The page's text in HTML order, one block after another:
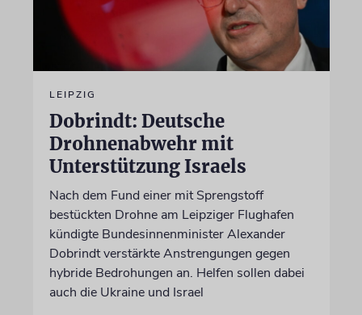
LEIPZIG
Dobrindt: Deutsche
Drohnenabwehr mit
Unterstützung Israels
Nach dem Fund einer mit Sprengstoff
bestückten Drohne am Leipziger Flughafen
kündigte Bundesinnenminister Alexander
Dobrindt verstärkte Anstrengungen gegen
hybride Bedrohungen an. Helfen sollen dabei
auch die Ukraine und Israel